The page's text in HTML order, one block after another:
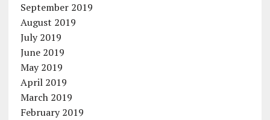
September 2019
August 2019
July 2019
June 2019
May 2019
April 2019
March 2019
February 2019